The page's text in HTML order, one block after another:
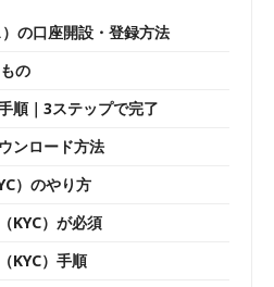
の口座開設・登録方法
の
順｜3ステップで完了
ンロード方法
）のやり方
KYC）が必須
KYC）手順